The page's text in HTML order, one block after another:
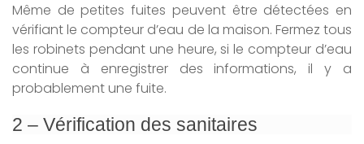
Même de petites fuites peuvent être détectées en
vérifiant le compteur d’eau de la maison. Fermez tous
les robinets pendant une heure, si le compteur d’eau
continue à enregistrer des informations, il y a
probablement une fuite.
2 – Vérification des sanitaires